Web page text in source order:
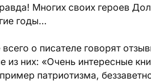
Многих своих героев
годы…
о писателе говорят
из них: «Очень интересные
патриотизма,